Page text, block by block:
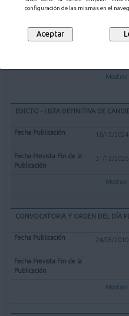
configuración de las mismas en el
EXPEDIENTE REDENOMINACIÓN
12/02/2025
Mostrar
EDICTO - LISTA DEFINITIVA DE
18/12/2024
31/12/2026
Mostrar
CONVOCATORIA Y ORDEN DEL DÍA
24/05/2010
Mostrar